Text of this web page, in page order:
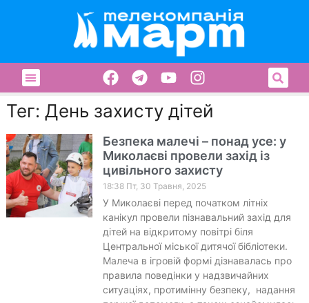
Тег: День захисту дітей
Безпека малечі – понад усе: у
Миколаєві провели захід із
цивільного захисту
18:38 Пт, 30 Травня, 2025
У Миколаєві перед початком літніх
канікул провели пізнавальний захід для
дітей на відкритому повітрі біля
Центральної міської дитячої бібліотеки.
Малеча в ігровій формі дізнавалась про
правила поведінки у надзвичайних
ситуаціях, протимінну безпеку, надання